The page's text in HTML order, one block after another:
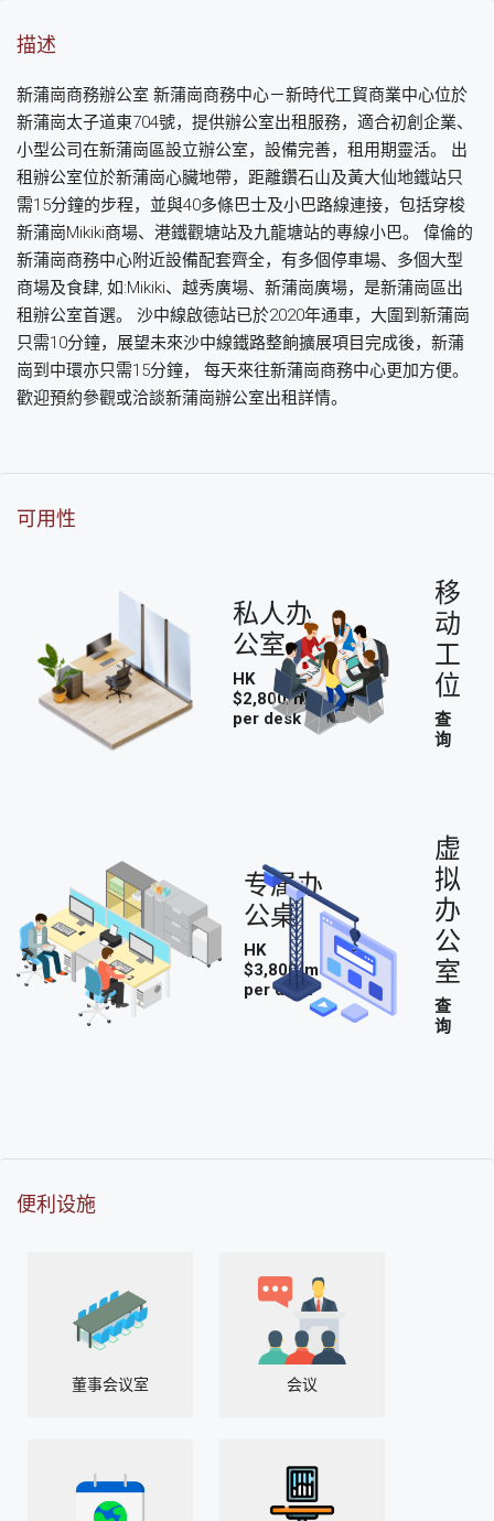
描述
新蒲崗商務辦公室 新蒲崗商務中心－新時代工貿商業中心位於
新蒲崗太子道東704號，提供辦公室出租服務，適合初創企業、
小型公司在新蒲崗區設立辦公室，設備完善，租用期靈活。 出
租辦公室位於新蒲崗心臟地帶，距離鑽石山及黃大仙地鐵站只
需15分鐘的步程，並與40多條巴士及小巴路線連接，包括穿梭
新蒲崗Mikiki商場、港鐵觀塘站及九龍塘站的專線小巴。 偉倫的
新蒲崗商務中心附近設備配套齊全，有多個停車場、多個大型
商場及食肆, 如:Mikiki、越秀廣場、新蒲崗廣場，是新蒲崗區出
租辦公室首選。 沙中線啟德站已於2020年通車，大圍到新蒲崗
只需10分鐘，展望未來沙中線鐵路整餉擴展項目完成後，新蒲
崗到中環亦只需15分鐘， 每天來往新蒲崗商務中心更加方便。
歡迎預約參觀或洽談新蒲崗辦公室出租詳情。
可用性
私人办
公室
HK
$2,800/mo
per desk
移
动
工
位
查
询
专属办
公桌
HK
$3,800/mo
per desk
虚
拟
办
公
室
查
询
便利设施
董事会议室 会议